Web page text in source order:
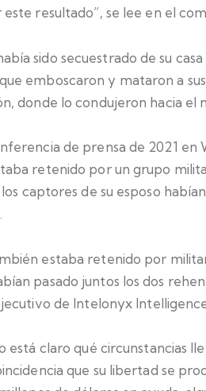
resultado”, se lee en el
sido secuestrado de su
emboscaron y mataron a
donde lo condujeron hacia
de prensa de 2021 en
retenido por un grupo
captores de su esposo
estaba retenido por
pasado juntos los dos
de Intelonyx
está claro qué circunstancias
que su libertad se